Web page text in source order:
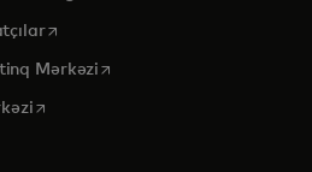
opens in a new tab
Mərkəzi opens in a new tab
opens in a new tab